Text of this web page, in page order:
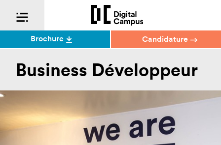
Business Développeur
Brochure Candidature